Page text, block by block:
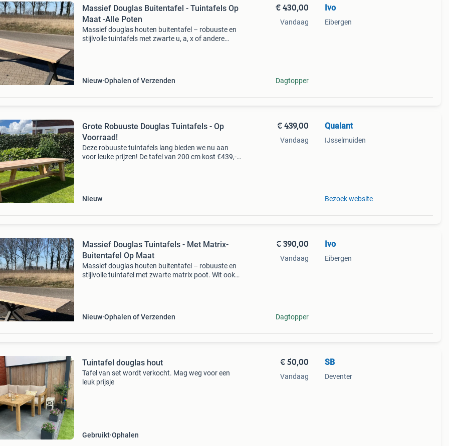
Massief Douglas Buitentafel - Tuintafels Op
Maat -Alle Poten
Massief douglas houten buitentafel – robuuste en
stijlvolle tuintafels met zwarte u, a, x of andere
Nieuw Ophalen of Verzenden
€ 430,00
Vandaag
Dagtopper
Ivo
Eibergen
Grote Robuuste Douglas Tuintafels - Op
Voorraad!
Deze robuuste tuintafels lang bieden we nu aan
voor leuke prijzen! De tafel van 200 cm kost €439,-
Nieuw
€ 439,00
Vandaag
Qualant
IJsselmuiden
Bezoek website
Massief Douglas Tuintafels - Met Matrix-
Buitentafel Op Maat
Massief douglas houten buitentafel – robuuste en
stijlvolle tuintafel met zwarte matrix poot. Wit ook
Nieuw Ophalen of Verzenden
€ 390,00
Vandaag
Dagtopper
Ivo
Eibergen
Tuintafel douglas hout
Tafel van set wordt verkocht. Mag weg voor een
leuk prijsje
Gebruikt Ophalen
€ 50,00
Vandaag
SB
Deventer